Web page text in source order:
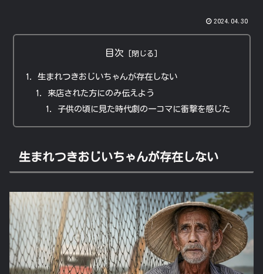
2024.04.30
目次
生まれつきおじいちゃんが存在しない
来店された方にのみ伝えよう
子供の頃に見た時代劇の一コマに衝撃を感じた
生まれつきおじいちゃんが存在しない